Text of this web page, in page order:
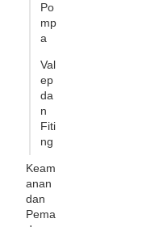
Po
mp
a
Val
ep
da
n
Fiti
ng
Keam
anan
dan
Pema